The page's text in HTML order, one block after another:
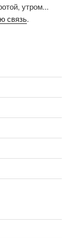
утром...
связь.